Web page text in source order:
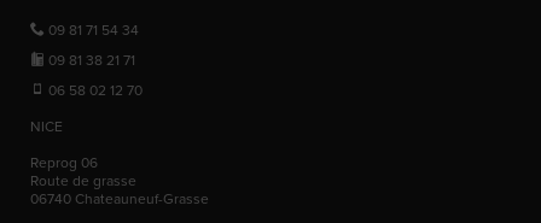
09 81 71 54 34
09 81 38 21 71
06 58 02 12 70
NICE
Reprog 06
Route de grasse
06740 Chateauneuf-Grasse